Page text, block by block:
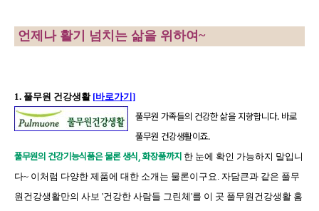
언제나 활기 넘치는 삶을 위하여 ~
1. 풀무원 건강생활 [바로가기]
풀무원 가족들의 건강한 삶을 지향합니다. 바로
풀무원 건강생활이죠.
풀무원의 건강기능식품은 물론 생식, 화장품까지 한 눈에 확인 가능하지 말입니
다~ 이처럼 다양한 제품에 대한 소개는 물론이구요. 자담큰과 같은 풀무
원건강생활만의 사보 '건강한 사람들 그린체'를 이 곳 풀무원건강생활 홈